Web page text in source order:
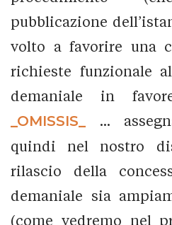
pubblicazione
volto a favorire una
richieste funzionale
demaniale in
_OMISSIS_
...
quindi nel nostro
rilascio della
demaniale sia
(come vedremo nel